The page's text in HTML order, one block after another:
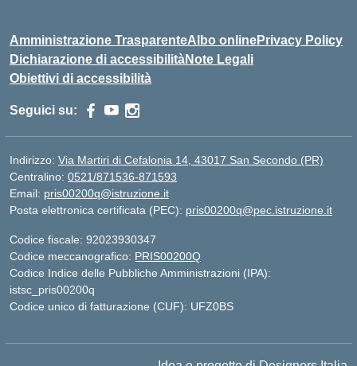
Amministrazione TrasparenteAlbo onlinePrivacy Policy
Dichiarazione di accessibilitàNote Legali
Obiettivi di accessibilità
Seguici su:
Indirizzo: Via Martiri di Cefalonia 14, 43017 San Secondo (PR)
Centralino: 0521/871536-871593
Email: pris00200q@istruzione.it
Posta elettronica certificata (PEC): pris00200q@pec.istruzione.it
Codice fiscale: 92023930347
Codice meccanografico: PRIS00200Q
Codice Indice delle Pubbliche Amministrazioni (IPA):
istsc_pris00200q
Codice unico di fatturazione (CUF): UFZ0BS